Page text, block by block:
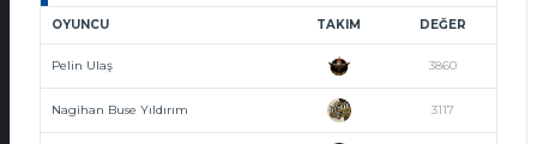
OYUNCU TAKIM DEĞER
Pelin Ulaş 3860
Nagihan Buse Yıldırım 3117